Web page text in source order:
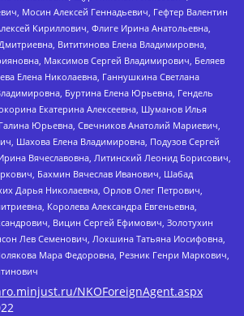
Мосин Алексей Геннадьевич, Гефтер Валентин
Кириллович, Флиге Ирина Анатольевна,
Вититинова Елена Владимировна,
Максимов Сергей Владимирович, Беляев
Елена Николаевна, Ганнушкина Светлана
Буртина Елена Юрьевна, Гендель
Екатерина Алексеевна, Шуманов Илья
Юрьевна, Свечников Анатолий Мариевич,
Шахова Елена Владимировна, Подузов Сергей
Вячеславовна, Литинский Леонид Борисович,
Бахмин Вячеслав Иванович, Шабад
Дарья Николаевна, Орлов Олег Петрович,
Королева Александра Евгеньевна,
Вицин Сергей Ефимович, Золотухин
Лев Семенович, Локшина Татьяна Иосифовна,
Мара Федоровна, Резник Генри Маркович,
NKOForeignAgent.aspx